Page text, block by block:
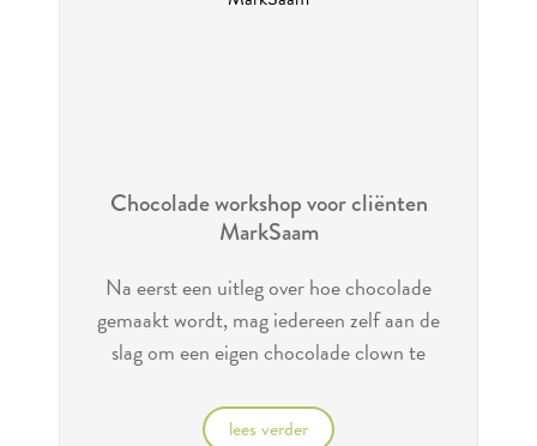
Chocolade workshop voor cliënten
MarkSaam
Na eerst een uitleg over hoe chocolade
gemaakt wordt, mag iedereen zelf aan de
slag om een eigen chocolade clown te
lees verder